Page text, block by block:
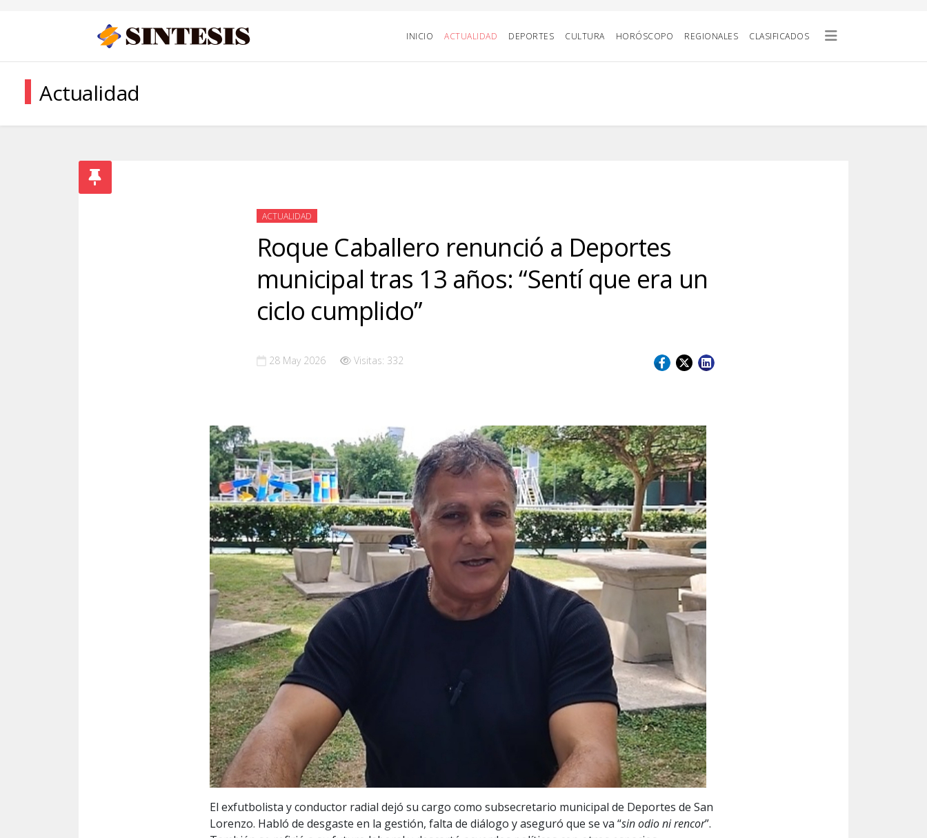
INICIO ACTUALIDAD DEPORTES CULTURA HORÓSCOPO REGIONALES CLASIFICADOS
Actualidad
ACTUALIDAD
Roque Caballero renunció a Deportes
municipal tras 13 años: “Sentí que era un
ciclo cumplido”
28 May 2026 Visitas: 332
El exfutbolista y conductor radial dejó su cargo como subsecretario municipal de Deportes de San
Lorenzo. Habló de desgaste en la gestión, falta de diálogo y aseguró que se va “sin odio ni rencor”.